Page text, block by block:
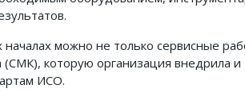
можно не только сервисные
которую организация внедрила и
ИСО.